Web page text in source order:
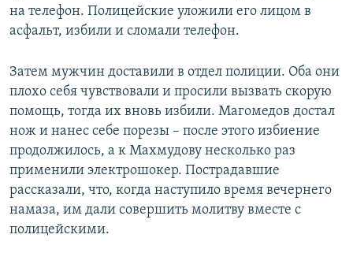
на телефон. Полицейские уложили его лицом в
асфальт, избили и сломали телефон.
Затем мужчин доставили в отдел полиции. Оба они
плохо себя чувствовали и просили вызвать скорую
помощь, тогда их вновь избили. Магомедов достал
нож и нанес себе порезы – после этого избиение
продолжилось, а к Махмудову несколько раз
применили электрошокер. Пострадавшие
рассказали, что, когда наступило время вечернего
намаза, им дали совершить молитву вместе с
полицейскими.